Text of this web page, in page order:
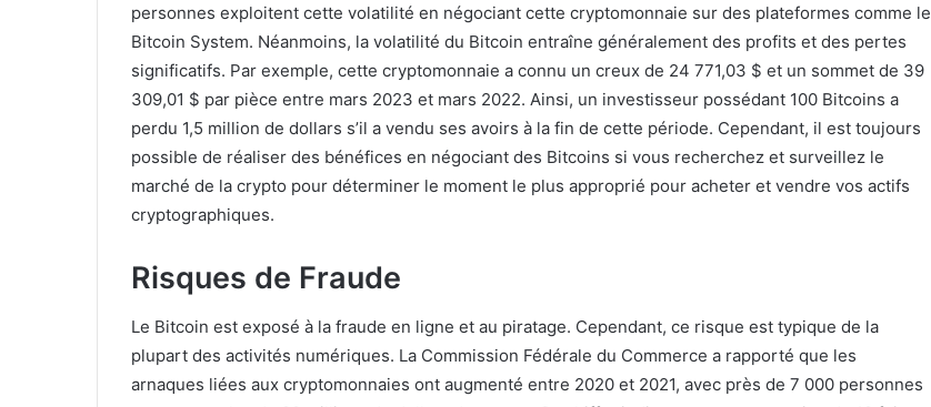
personnes exploitent cette volatilité en négociant cette cryptomonnaie sur des plateformes comme le
Bitcoin System. Néanmoins, la volatilité du Bitcoin entraîne généralement des profits et des pertes
significatifs. Par exemple, cette cryptomonnaie a connu un creux de 24 771,03 $ et un sommet de 39
309,01 $ par pièce entre mars 2023 et mars 2022. Ainsi, un investisseur possédant 100 Bitcoins a
perdu 1,5 million de dollars s’il a vendu ses avoirs à la fin de cette période. Cependant, il est toujours
possible de réaliser des bénéfices en négociant des Bitcoins si vous recherchez et surveillez le
marché de la crypto pour déterminer le moment le plus approprié pour acheter et vendre vos actifs
cryptographiques.
Risques de Fraude
Le Bitcoin est exposé à la fraude en ligne et au piratage. Cependant, ce risque est typique de la
plupart des activités numériques. La Commission Fédérale du Commerce a rapporté que les
arnaques liées aux cryptomonnaies ont augmenté entre 2020 et 2021, avec près de 7 000 personnes